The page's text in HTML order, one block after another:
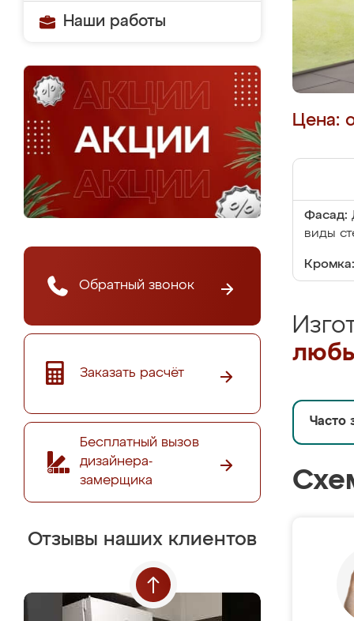
Наши работы
Обратный звонок
Заказать расчёт
Бесплатный вызов
дизайнера-
замерщика
Отзывы наших клиентов
Цена:
Фасад:
виды
Кромка:
Часто